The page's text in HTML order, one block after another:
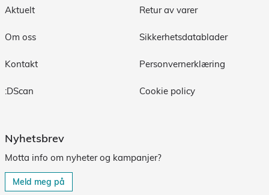
Aktuelt
Om oss
Kontakt
:DScan
Retur av varer
Sikkerhetsdatablader
Personvernerklæring
Cookie policy
Nyhetsbrev
Motta info om nyheter og kampanjer?
Meld meg på